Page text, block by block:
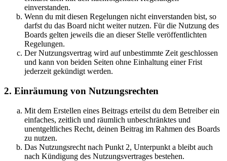
einverstanden.
Wenn du mit diesen Regelungen nicht einverstanden bist, so
darfst du das Board nicht weiter nutzen. Für die Nutzung des
Boards gelten jeweils die an dieser Stelle veröffentlichten
Regelungen.
Der Nutzungsvertrag wird auf unbestimmte Zeit geschlossen
und kann von beiden Seiten ohne Einhaltung einer Frist
jederzeit gekündigt werden.
2. Einräumung von Nutzungsrechten
Mit dem Erstellen eines Beitrags erteilst du dem Betreiber ein
einfaches, zeitlich und räumlich unbeschränktes und
unentgeltliches Recht, deinen Beitrag im Rahmen des Boards
zu nutzen.
Das Nutzungsrecht nach Punkt 2, Unterpunkt a bleibt auch
nach Kündigung des Nutzungsvertrages bestehen.